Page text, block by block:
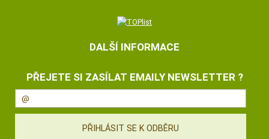
DALŠÍ INFORMACE
PŘEJETE SI ZASÍLAT EMAILY NEWSLETTER ?